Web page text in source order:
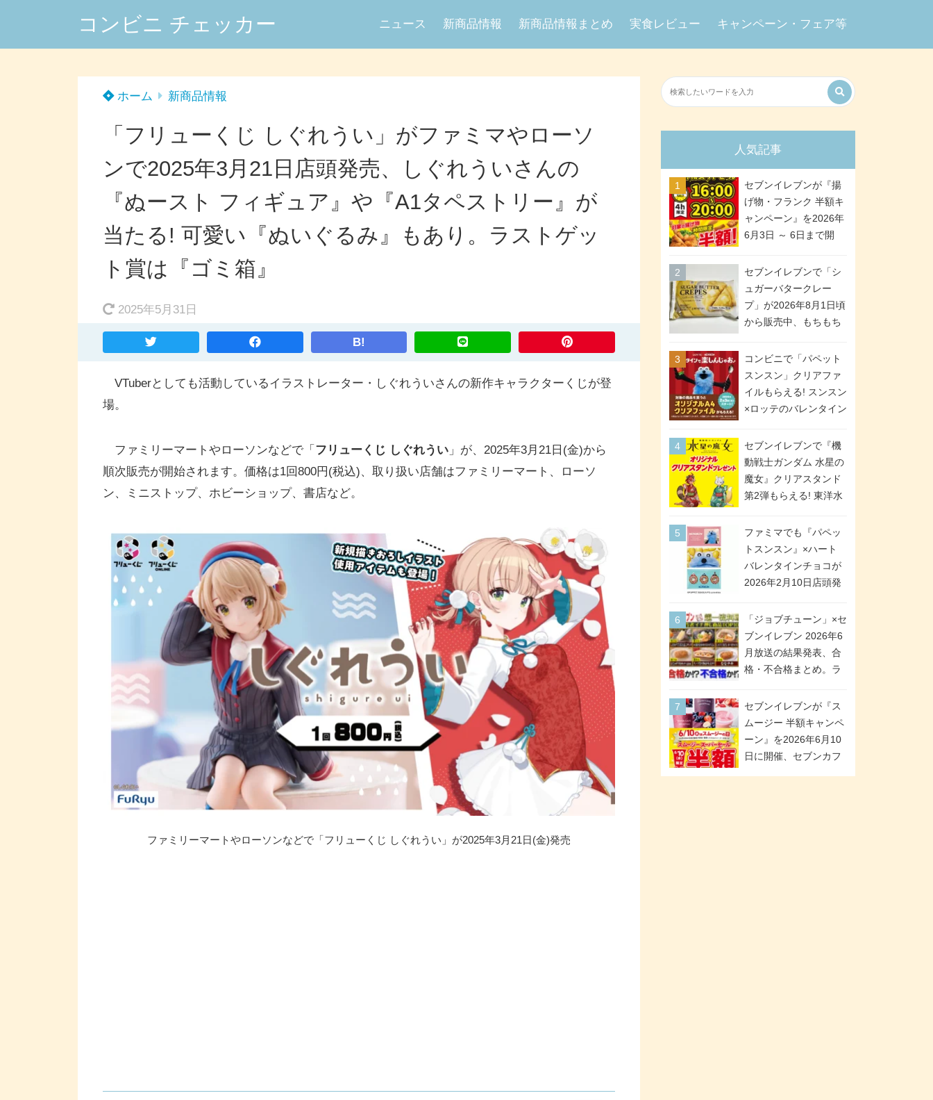
コンビニ チェッカー ニュース 新商品情報 新商品情報まとめ 実食レビュー キャンペーン・フェア等
ホーム 新商品情報
「フリューくじ しぐれうい」がファミマやローソ
ンで2025年3月21日店頭発売、しぐれういさんの
『ぬースト フィギュア』や『A1タペストリー』が
当たる! 可愛い『ぬいぐるみ』もあり。ラストゲッ
ト賞は『ゴミ箱』
2025年5月31日
B!
VTuberとしても活動しているイラストレーター・しぐれういさんの新作キャラクターくじが登
場。
ファミリーマートやローソンなどで「 フリューくじ しぐれうい 」が、2025年3月21日(金)から
順次販売が開始されます。価格は1回800円(税込)、取り扱い店舗はファミリーマート、ローソ
ン、ミニストップ、ホビーショップ、書店など。
ファミリーマートやローソンなどで「フリューくじ しぐれうい」が2025年3月21日(金)発売
人気記事
セブンイレブンが『揚
げ物・フランク 半額キ
ャンペーン』を2026年
6月3日 ～ 6日まで開
などが「揚げ物スーパ
ーセール」でお得に! 各
日16:00 ～ 20:00の4時
間限定で実施。ななチ
メリカンドッグが税抜
セブンイレブンで「シ
ュガーバタークレー
プ」が2026年8月1日頃
から販売中、もちもち
シュガー＆バターをレ
ンジアップで手軽に楽
しめる冷凍食品。2個入
り
コンビニで「パペット
スンスン」クリアファ
イルもらえる! スンスン
×ロッテのバレンタイン
スタート。セブン、フ
ァミマ、ローソンの3社
で異なるデザイン＆対
象商品
セブンイレブンで『機
動戦士ガンダム 水星の
魔女』クリアスタンド
第2弾もらえる! 東洋水
ペーンが2026年5月26
日スタート。浴衣＆た
ぬき・キツネ姿のスレ
ッタ / ミオリネ / グエ
号・5号) / シャディク
が全6種のクリアスタン
ドになって登場!
ファミマでも『パペッ
トスンスン』×ハート
バレンタインチョコが
2026年2月10日店頭発
チョコ」「チョコ缶」
「ツインギフト」が登
場
「ジョブチューン」×セ
ブンイレブン 2026年6
月放送の結果発表、合
格・不合格まとめ。ラ
合格「金のハンバー
グ」。満場一致合格数
は6商品、合格数は2商
品。TVerでの見逃し配
セブンイレブンが『ス
ムージー 半額キャンペ
ーン』を2026年6月10
日に開催、セブンカフ